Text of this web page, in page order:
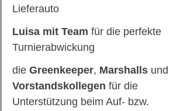
Lieferauto
Luisa mit Team für die perfekte
Turnierabwickung
die Greenkeeper, Marshalls und
Vorstandskollegen für die
Unterstützung beim Auf- bzw.